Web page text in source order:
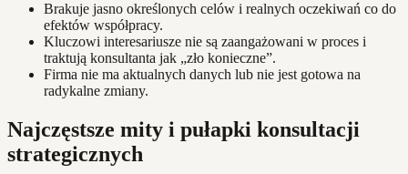
Brakuje jasno określonych celów i realnych oczekiwań co do
efektów współpracy.
Kluczowi interesariusze nie są zaangażowani w proces i
traktują konsultanta jak „zło konieczne”.
Firma nie ma aktualnych danych lub nie jest gotowa na
radykalne zmiany.
Najczęstsze mity i pułapki konsultacji
strategicznych